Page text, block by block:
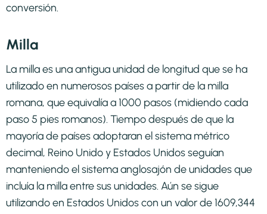
conversión.
Milla
La milla es una antigua unidad de longitud que se ha
utilizado en numerosos países a partir de la milla
romana, que equivalía a 1000 pasos (midiendo cada
paso 5 pies romanos). Tiempo después de que la
mayoría de países adoptaran el sistema métrico
decimal, Reino Unido y Estados Unidos seguían
manteniendo el sistema anglosajón de unidades que
incluía la milla entre sus unidades. Aún se sigue
utilizando en Estados Unidos con un valor de 1609,344